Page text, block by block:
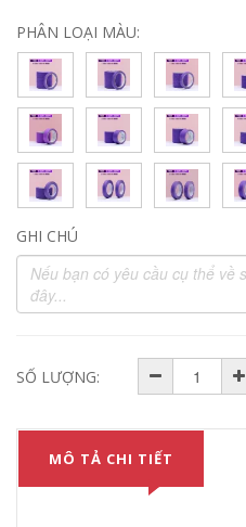
PHÂN LOẠI MÀU:
GHI CHÚ
SỐ LƯỢNG:
MÔ TẢ CHI TIẾT